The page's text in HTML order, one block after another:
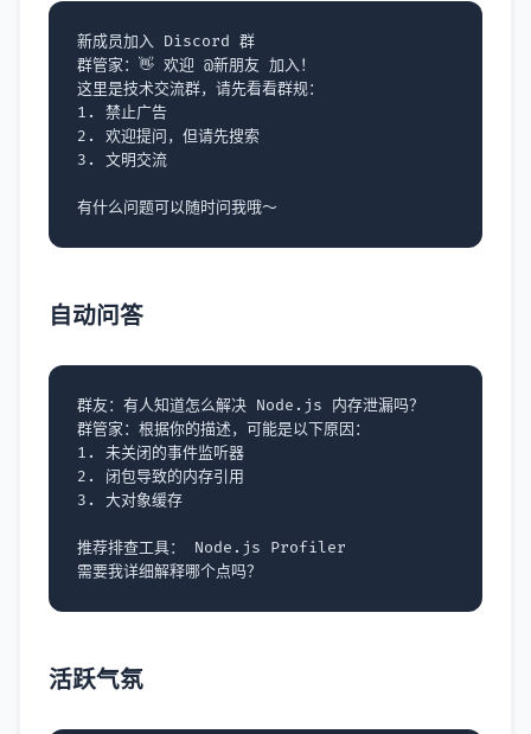
新成员加入 Discord 群
群管家：👋 欢迎 @新朋友 加入！
这里是技术交流群，请先看看群规：
1. 禁止广告
2. 欢迎提问，但请先搜索
3. 文明交流
自动问答
群友：有人知道怎么解决 Node.js 内存泄漏吗？
群管家：根据你的描述，可能是以下原因：
1. 未关闭的事件监听器
2. 闭包导致的内存引用
3. 大对象缓存
推荐排查工具： Node.js Profiler
活跃气氛